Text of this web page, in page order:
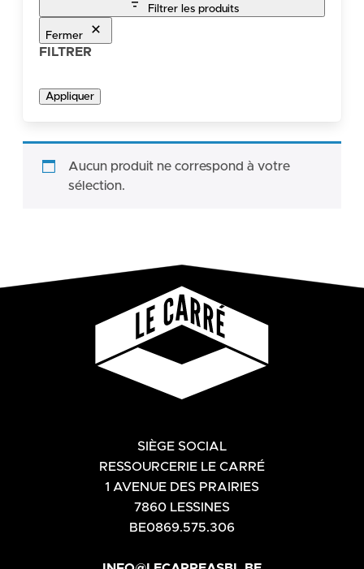
Filtrer les produits
Fermer
FILTRER
Appliquer
Aucun produit ne correspond à votre
sélection.
SIÈGE SOCIAL
RESSOURCERIE LE CARRÉ
1 AVENUE DES PRAIRIES
7860 LESSINES
BE0869.575.306